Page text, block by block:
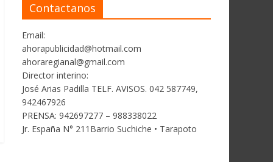
Contactanos
Email:
ahorapublicidad@hotmail.com
ahoraregianal@gmail.com
Director interino:
José Arias Padilla TELF. AVISOS. 042 587749,
942467926
PRENSA: 942697277 – 988338022
Jr. España N° 211Barrio Suchiche • Tarapoto